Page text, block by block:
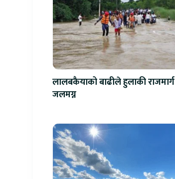
लालबकैयाको बाढीले हुलाकी राजमार्ग
जलमग्न